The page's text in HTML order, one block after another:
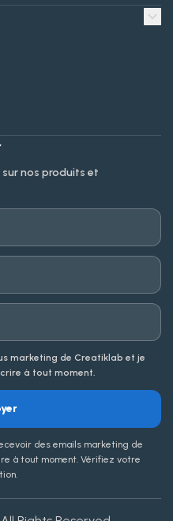
nos produits et
marketing de Creatiklab et je
à tout moment.
des emails marketing de
à tout moment. Vérifiez votre